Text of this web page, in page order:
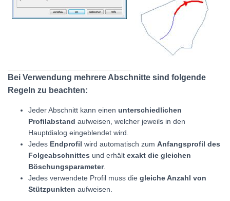
Bei Verwendung mehrere Abschnitte sind folgende
Regeln zu beachten:
Jeder Abschnitt kann einen unterschiedlichen
Profilabstand aufweisen, welcher jeweils in den
Hauptdialog eingeblendet wird.
Jedes Endprofil wird automatisch zum Anfangsprofil des
Folgeabschnittes und erhält exakt die gleichen
Böschungsparameter.
Jedes verwendete Profil muss die gleiche Anzahl von
Stützpunkten aufweisen.